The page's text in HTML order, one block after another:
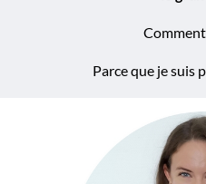
Comment
Parce que je suis